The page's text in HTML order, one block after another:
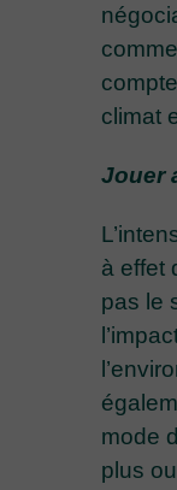
climat
Jouer
à effet
pas le
mode
plus